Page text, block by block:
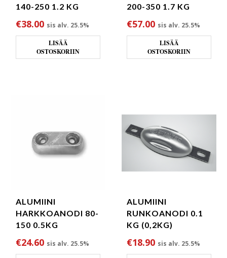
140-250 1.2 KG
€38.00 sis alv. 25.5%
LISÄÄ
OSTOSKORIIN
200-350 1.7 KG
€57.00 sis alv. 25.5%
LISÄÄ
OSTOSKORIIN
ALUMIINI
HARKKOANODI 80-
150 0.5KG
€24.60 sis alv. 25.5%
ALUMIINI
RUNKOANODI 0.1
KG (0,2KG)
€18.90 sis alv. 25.5%